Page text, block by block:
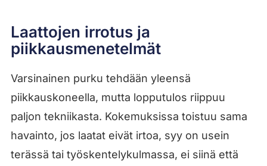
Laattojen irrotus ja
piikkausmenetelmät
Varsinainen purku tehdään yleensä
piikkauskoneella, mutta lopputulos riippuu
paljon tekniikasta. Kokemuksissa toistuu sama
havainto, jos laatat eivät irtoa, syy on usein
terässä tai työskentelykulmassa, ei siinä että